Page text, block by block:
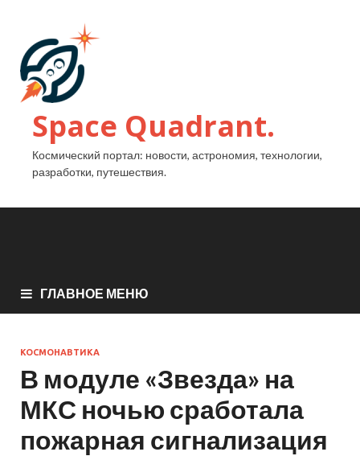
Space Quadrant.
Космический портал: новости, астрономия, технологии,
разработки, путешествия.
ГЛАВНОЕ МЕНЮ
КОСМОНАВТИКА
В модуле «Звезда» на
МКС ночью сработала
пожарная сигнализация